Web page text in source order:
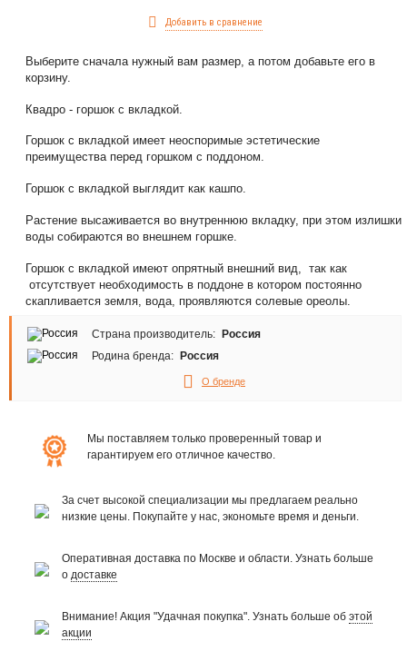
Добавить в сравнение
Выберите сначала нужный вам размер, а потом добавьте его в
корзину.
Квадро - горшок с вкладкой.
Горшок с вкладкой имеет неоспоримые эстетические
преимущества перед горшком с поддоном.
Горшок с вкладкой выглядит как кашпо.
Растение высаживается во внутреннюю вкладку, при этом излишки
воды собираются во внешнем горшке.
Горшок с вкладкой имеют опрятный внешний вид, так как
отсутствует необходимость в поддоне в котором постоянно
скапливается земля, вода, проявляются солевые ореолы.
Страна производитель:
Россия
Родина бренда:
Россия
О бренде
Мы поставляем только проверенный товар и
гарантируем его отличное качество.
За счет высокой специализации мы предлагаем реально
низкие цены. Покупайте у нас, экономьте время и деньги.
Оперативная доставка по Москве и области. Узнать больше
о доставке
Внимание! Акция "Удачная покупка". Узнать больше об этой
акции